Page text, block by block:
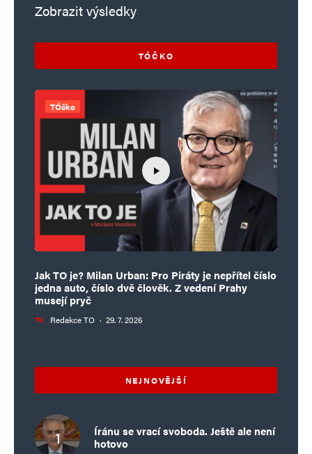
Zobrazit výsledky
TÓČKO
TÓčko
Jak TO je? Milan Urban: Pro Piráty je nepřítel číslo
jedna auto, číslo dvě člověk. Z vedení Prahy
musejí pryč
Redakce TO · 29. 7. 2026
NEJNOVĚJŠÍ
Íránu se vrací svoboda. Ještě ale není
hotovo